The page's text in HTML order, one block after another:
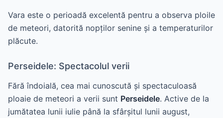
Vara este o perioadă excelentă pentru a observa ploile
de meteori, datorită nopților senine și a temperaturilor
plăcute.
Perseidele: Spectacolul verii
Fără îndoială, cea mai cunoscută și spectaculoasă
ploaie de meteori a verii sunt Perseidele. Active de la
jumătatea lunii iulie până la sfârșitul lunii august,